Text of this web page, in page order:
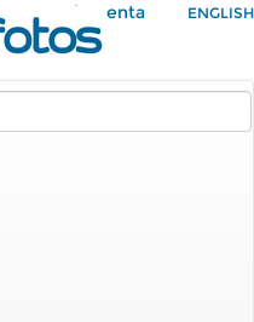
Mi Cuenta ENGLISH